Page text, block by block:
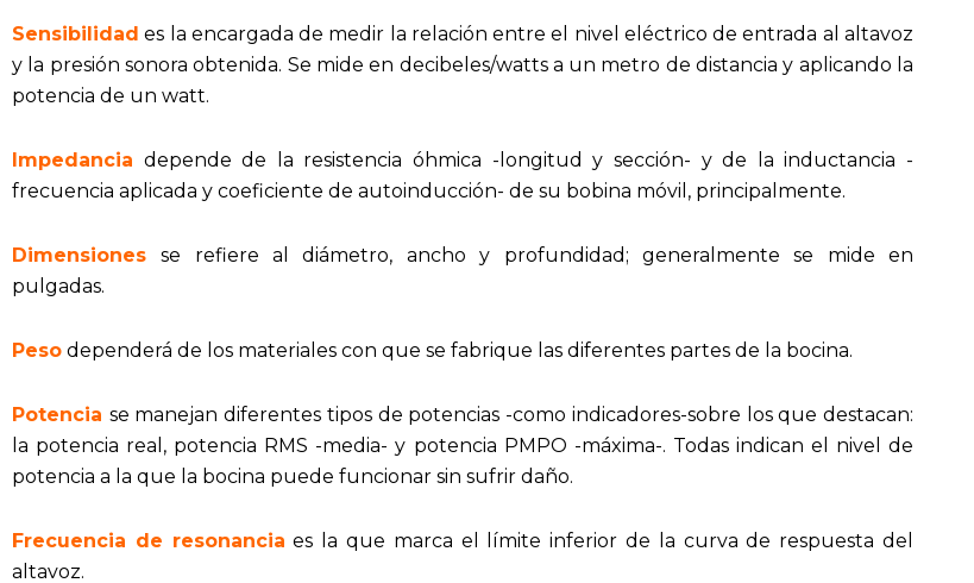
Sensibilidad es la encargada de medir la relación entre el nivel eléctrico de entrada al altavoz
y la presión sonora obtenida. Se mide en decibeles/watts a un metro de distancia y aplicando la
potencia de un watt.
Impedancia depende de la resistencia óhmica -longitud y sección- y de la inductancia -
frecuencia aplicada y coeficiente de autoinducción- de su bobina móvil, principalmente.
Dimensionesse refiere al diámetro, ancho y profundidad; generalmente se mide en
pulgadas.
Peso dependerá de los materiales con que se fabrique las diferentes partes de la bocina.
Potencia se manejan diferentes tipos de potencias -como indicadores-sobre los que destacan:
la potencia real, potencia RMS -media- y potencia PMPO -máxima-. Todas indican el nivel de
potencia a la que la bocina puede funcionar sin sufrir daño.
Frecuencia de resonancia es la que marca el límite inferior de la curva de respuesta del
altavoz.